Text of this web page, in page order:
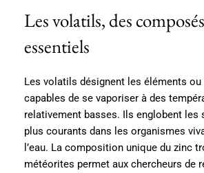
Les volatils, des
essentiels
Les volatils désignent les éléments
capables de se vaporiser à des
relativement basses. Ils englobent les
plus courants dans les organismes
l’eau. La composition unique du zinc
météorites permet aux chercheurs de